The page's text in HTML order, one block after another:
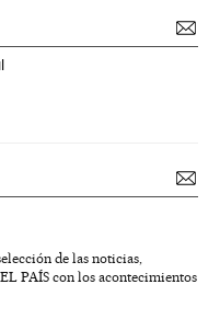
de las noticias,
PAÍS con los acontecimientos